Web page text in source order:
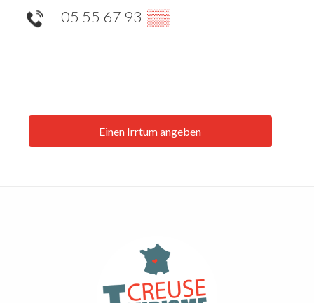
05 55 67 93 ▒▒
Einen Irrtum angeben